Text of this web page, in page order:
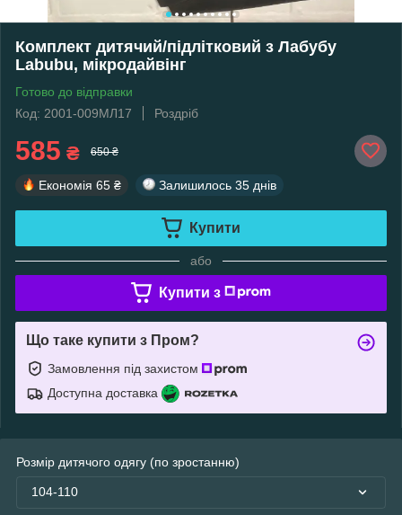
Комплект дитячий/підлітковий з Лабубу
Labubu, мікродайвінг
Готово до відправки
Код: 2001-009МЛ17
Роздріб
585 ₴ 650 ₴
Економія 65 ₴ Залишилось 35 днів
Купити
або
Купити з
Що таке купити з Пром?
Замовлення під захистом
Доступна доставка
Розмір дитячого одягу (по зростанню)
104-110